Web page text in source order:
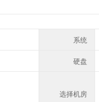
系统
硬盘
选择机房